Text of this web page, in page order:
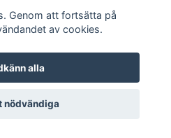
Köpvillkor
2026 Eskbil.se
Genom att fortsätta på
av cookies.
alla
nödvändiga